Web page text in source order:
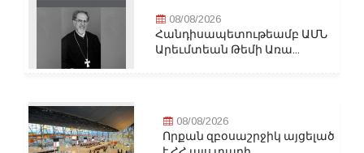
08/08/2026
Հանդիսապետութեամբ ԱՄՆ
Արեւմտեան Թեմի Առա...
08/08/2026
Որքան զբօսաշրջիկ այցելած